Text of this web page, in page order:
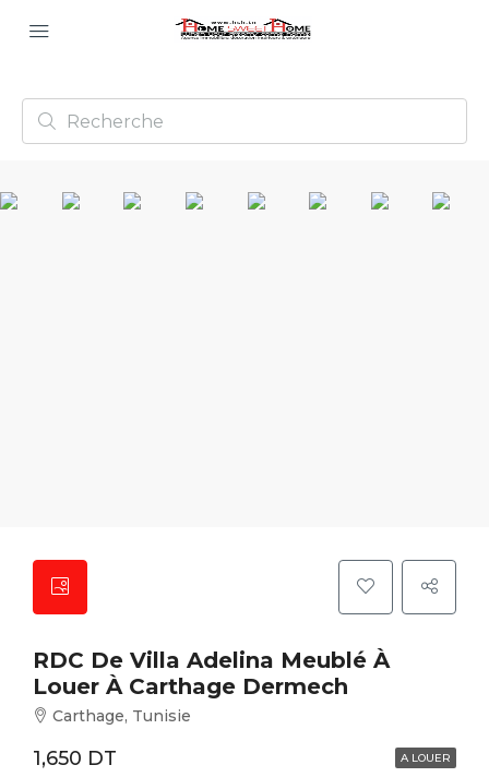
RDC De Villa Adelina Meublé À
Louer À Carthage Dermech
Carthage, Tunisie
1,650 DT A LOUER